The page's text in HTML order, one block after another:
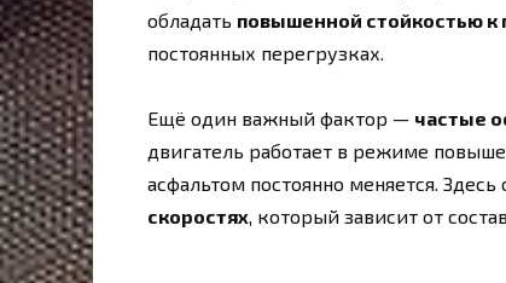
обладать повышенной стойкостью
постоянных перегрузках.
Ещё один важный фактор — частые
двигатель работает в режиме
асфальтом постоянно меняется.
скоростях, который зависит от